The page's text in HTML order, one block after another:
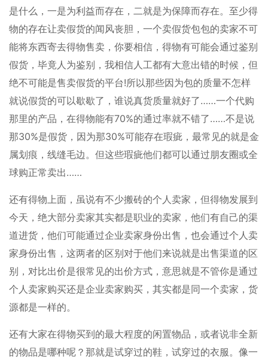
是什么，一是为利益而存在，二就是为保障而存在。至少得
物的存在让卖假货的闻风丧胆，一个卖假货包包的卖家不可
能将东西寄去得物售卖，你要相信，得物有可能会通过鉴别
假货，毕竟人为鉴别，我相信人工都有大意出错的时候，但
绝不可能是售卖假货的平台!所以那些因为包的质量不怎样
就说假货的可以歇歇了，谁说真货质量就好了……一个代购
那里的产品，在得物能有70%的通过率就不错了……不是说
那30%是假货，因为那30%可能存在瑕疵，最常见的就是金
属划痕，线缝毛边。但这些瑕疵他们都可以通过朋友圈或全
球购正常卖出……
还有得物上面，虽说有不少搬砖的个人卖家，但得物发展到
今天，绝大部分卖家其实都是职业的卖家，他们有自己的渠
道进货，他们可能通过企业卖家身份出售，也会通过个人卖
家身份出售，这两者的区别对于他们来说就是出售渠道的区
别，对比出价是很常见的出价方式，意思就是不管你是通过
个人卖家购买还是企业卖家购买，其实都是同一个卖家，货
源都是一样的。
还有大家在得物买到的最大程度的闲置物品，或者说非全新
的物品是哪种呢？那就是试穿过的鞋，试穿过的衣服。像一